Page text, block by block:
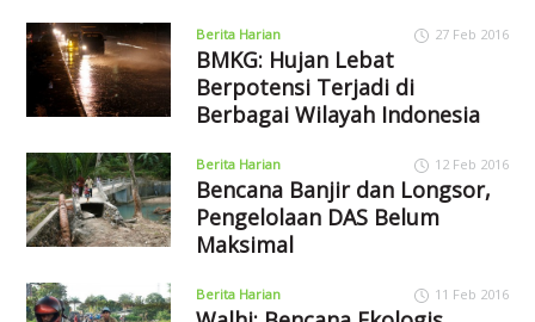
Berita Harian 27 Feb 2016
BMKG: Hujan Lebat
Berpotensi Terjadi di
Berbagai Wilayah Indonesia
Berita Harian 12 Feb 2016
Bencana Banjir dan Longsor,
Pengelolaan DAS Belum
Maksimal
Berita Harian 11 Feb 2016